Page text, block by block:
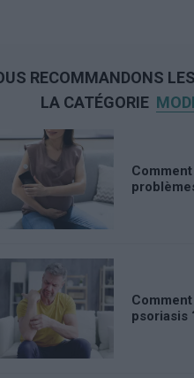
RECOMMANDONS
LA CATÉGORIE
psoriasis